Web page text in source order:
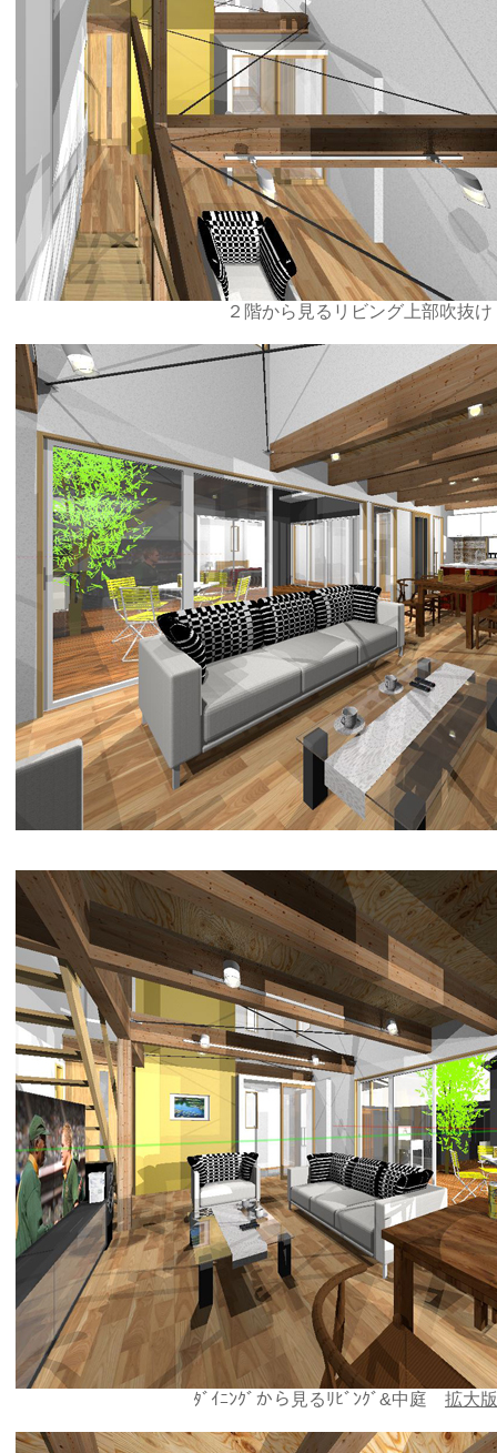
２階から見るリビング上部吹抜け
ﾀﾞｲﾆﾝｸﾞから見るﾘﾋﾞﾝｸﾞ&中庭 拡大